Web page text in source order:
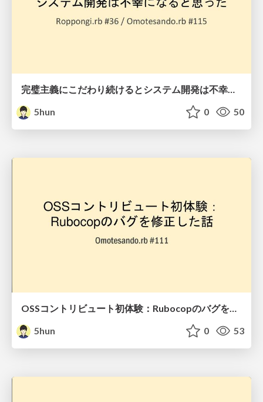
5hun
0 50
OSSコントリビュート初体験： Rubocopのバグを修正した話
5hun
0 53